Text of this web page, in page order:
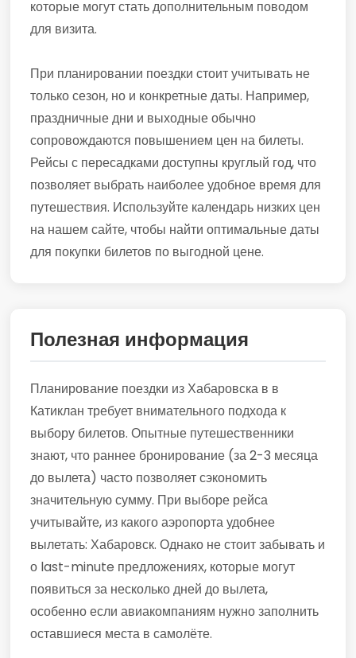
которые могут стать дополнительным поводом
для визита.
При планировании поездки стоит учитывать не
только сезон, но и конкретные даты. Например,
праздничные дни и выходные обычно
сопровождаются повышением цен на билеты.
Рейсы с пересадками доступны круглый год, что
позволяет выбрать наиболее удобное время для
путешествия. Используйте календарь низких цен
на нашем сайте, чтобы найти оптимальные даты
для покупки билетов по выгодной цене.
Полезная информация
Планирование поездки из Хабаровска в в
Катиклан требует внимательного подхода к
выбору билетов. Опытные путешественники
знают, что раннее бронирование (за 2-3 месяца
до вылета) часто позволяет сэкономить
значительную сумму. При выборе рейса
учитывайте, из какого аэропорта удобнее
вылетать: Хабаровск. Однако не стоит забывать и
о last-minute предложениях, которые могут
появиться за несколько дней до вылета,
особенно если авиакомпаниям нужно заполнить
оставшиеся места в самолёте.